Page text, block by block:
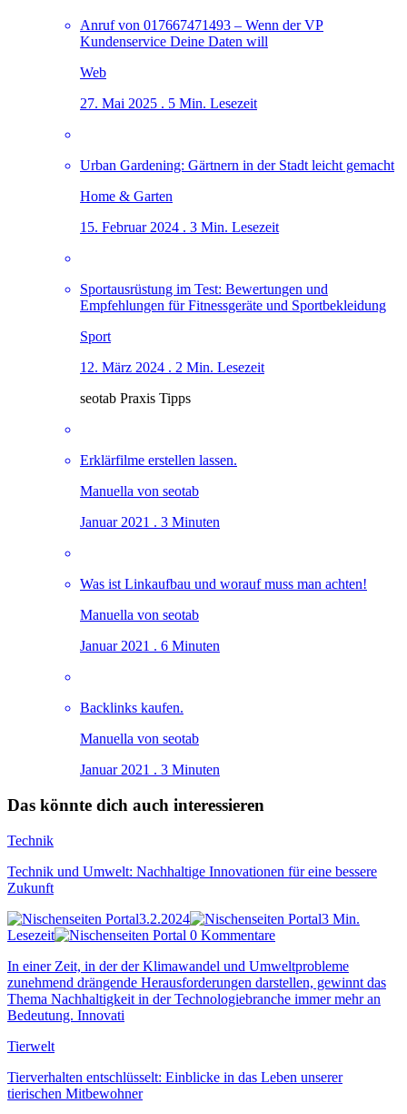
Anruf von 017667471493 – Wenn der VP
Kundenservice Deine Daten will
Web
27. Mai 2025 . 5 Min. Lesezeit
Urban Gardening: Gärtnern in der Stadt leicht gemacht
Home & Garten
15. Februar 2024 . 3 Min. Lesezeit
Sportausrüstung im Test: Bewertungen und
Empfehlungen für Fitnessgeräte und Sportbekleidung
Sport
12. März 2024 . 2 Min. Lesezeit
seotab Praxis Tipps
Erklärfilme erstellen lassen.
Manuella von seotab
Januar 2021 . 3 Minuten
Was ist Linkaufbau und worauf muss man achten!
Manuella von seotab
Januar 2021 . 6 Minuten
Backlinks kaufen.
Manuella von seotab
Januar 2021 . 3 Minuten
Das könnte dich auch interessieren
Technik
Technik und Umwelt: Nachhaltige Innovationen für eine bessere
Zukunft
3.2.2024
3 Min.
Lesezeit
0 Kommentare
In einer Zeit, in der der Klimawandel und Umweltprobleme
zunehmend drängende Herausforderungen darstellen, gewinnt das
Thema Nachhaltigkeit in der Technologiebranche immer mehr an
Bedeutung. Innovati
Tierwelt
Tierverhalten entschlüsselt: Einblicke in das Leben unserer
tierischen Mitbewohner